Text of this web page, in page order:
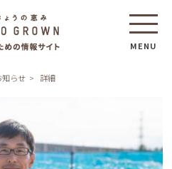
MENU
知らせ 詳細